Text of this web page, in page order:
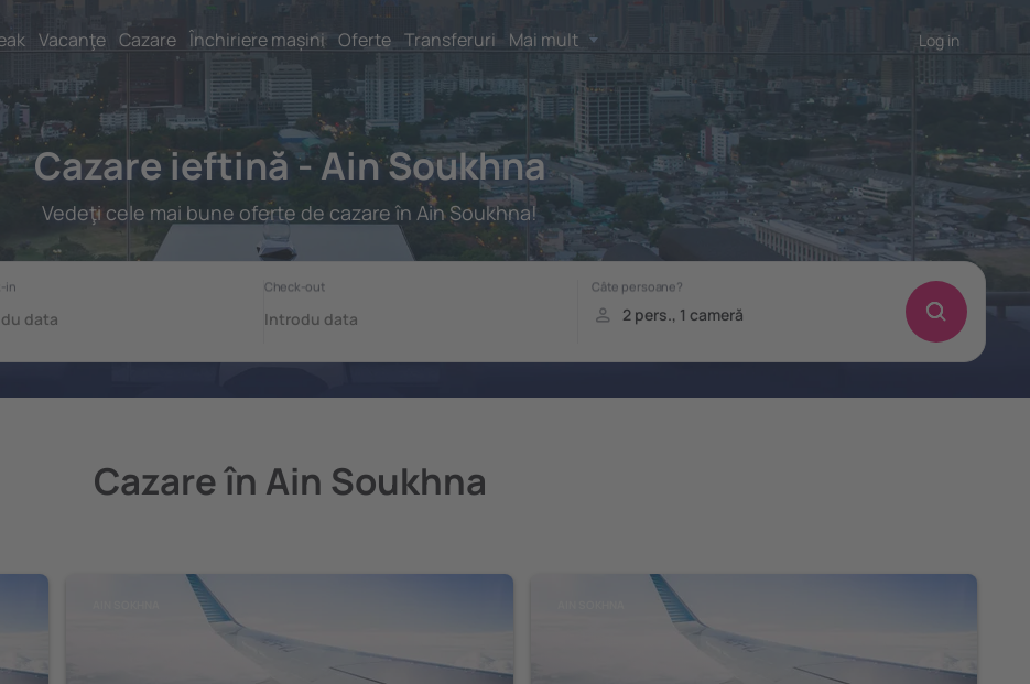
Vacanţe Cazare Închiriere mașini Oferte Transferuri Mai mult Log in
Cazare ieftină - Ain Soukhna
Vedeţi cele mai bune oferte de cazare în Ain Soukhna!
Cazare în Ain Soukhna